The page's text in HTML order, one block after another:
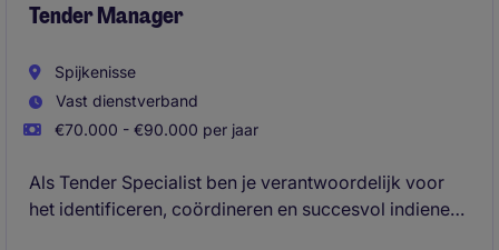
verbeteringen in prestaties, processen en teams.
Tender Manager
Spijkenisse
Vast dienstverband
€70.000 - €90.000 per jaar
Als Tender Specialist ben je verantwoordelijk voor
het identificeren, coördineren en succesvol indienen